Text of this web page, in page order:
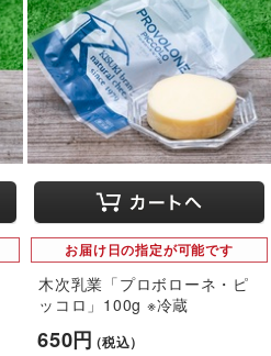
お届け日の指定が可能です
木次乳業「プロボローネ・ピ
ッコロ」100g ※冷蔵
650円 （税込）